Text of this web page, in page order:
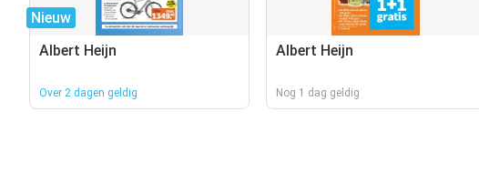
Nieuw
Albert Heijn
Over 2 dagen geldig
Albert Heijn
Nog 1 dag geldig